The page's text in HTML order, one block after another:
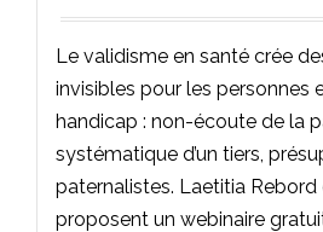
Le validisme en santé crée
invisibles pour les personnes
handicap : non-écoute de la
systématique d’un tiers,
paternalistes. Laetitia
proposent un webinaire